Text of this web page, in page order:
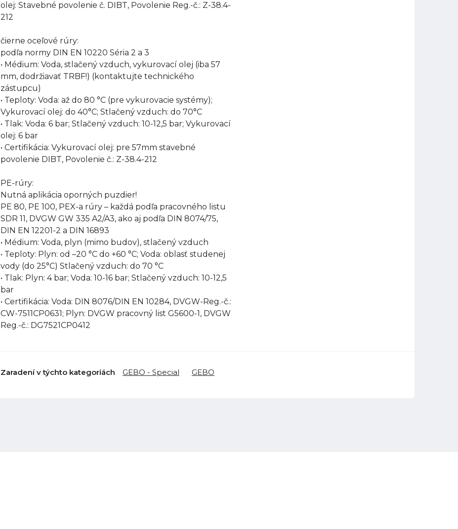
olej: Stavebné povolenie č. DIBT, Povolenie Reg.-č.: Z-38.4-
212
čierne oceľové rúry:
podľa normy DIN EN 10220 Séria 2 a 3
• Médium: Voda, stlačený vzduch, vykurovací olej (iba 57
mm, dodržiavať TRBF!) (kontaktujte technického
zástupcu)
• Teploty: Voda: až do 80 °C (pre vykurovacie systémy);
Vykurovací olej: do 40°C; Stlačený vzduch: do 70°C
• Tlak: Voda: 6 bar; Stlačený vzduch: 10-12,5 bar; Vykurovací
olej: 6 bar
• Certifikácia: Vykurovací olej: pre 57mm stavebné
povolenie DIBT, Povolenie č.: Z-38.4-212
PE-rúry:
Nutná aplikácia oporných puzdier!
PE 80, PE 100, PEX-a rúry – každá podľa pracovného listu
SDR 11, DVGW GW 335 A2/A3, ako aj podľa DIN 8074/75,
DIN EN 12201-2 a DIN 16893
• Médium: Voda, plyn (mimo budov), stlačený vzduch
• Teploty: Plyn: od –20 °C do +60 °C; Voda: oblasť studenej
vody (do 25°C) Stlačený vzduch: do 70 °C
• Tlak: Plyn: 4 bar; Voda: 10-16 bar; Stlačený vzduch: 10-12,5
bar
• Certifikácia: Voda: DIN 8076/DIN EN 10284, DVGW-Reg.-č.:
CW-7511CP0631; Plyn: DVGW pracovný list G5600-1, DVGW
Reg.-č.: DG7521CP0412
Zaradení v týchto kategoriách GEBO - Special GEBO